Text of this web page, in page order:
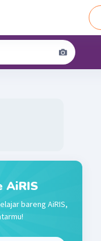
AiRIS
bareng AiRIS,